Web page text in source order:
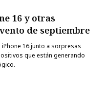
16 y otras
de septiembre
16 junto a sorpresas
que están generando